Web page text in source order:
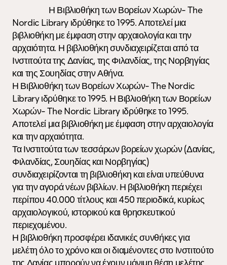
Η Βιβλιοθήκη των Βορείων Χωρών- The
Nordic Library ιδρύθηκε το 1995. Αποτελεί μια
βιβλιοθήκη με έμφαση στην αρχαιολογία και την
αρχαιότητα. Η βιβλιοθήκη συνδιαχειρίζεται από τα
Ινστιτούτα της Δανίας, της Φιλανδίας, της Νορβηγίας
και της Σουηδίας στην Αθήνα.
Η Βιβλιοθήκη των Βορείων Χωρών- The Nordic
Library ιδρύθηκε το 1995. Η Βιβλιοθήκη των Βορείων
Χωρών- The Nordic Library ιδρύθηκε το 1995.
Αποτελεί μια βιβλιοθήκη με έμφαση στην αρχαιολογία
και την αρχαιότητα.
Τα Ινστιτούτα των τεσσάρων βορείων χωρών (Δανίας,
Φιλανδίας, Σουηδίας και Νορβηγίας)
συνδιαχειρίζονται τη βιβλιοθήκη και είναι υπεύθυνα
για την αγορά νέων βιβλίων. Η βιβλιοθήκη περιέχει
περίπου 40.000 τίτλους και 450 περιοδικά, κυρίως
αρχαιολογικού, ιστορικού και θρησκευτικού
περιεχομένου.
Η βιβλιοθήκη προσφέρει ιδανικές συνθήκες για
μελέτη όλο το χρόνο και οι διαμένοντες στο Ινστιτούτο